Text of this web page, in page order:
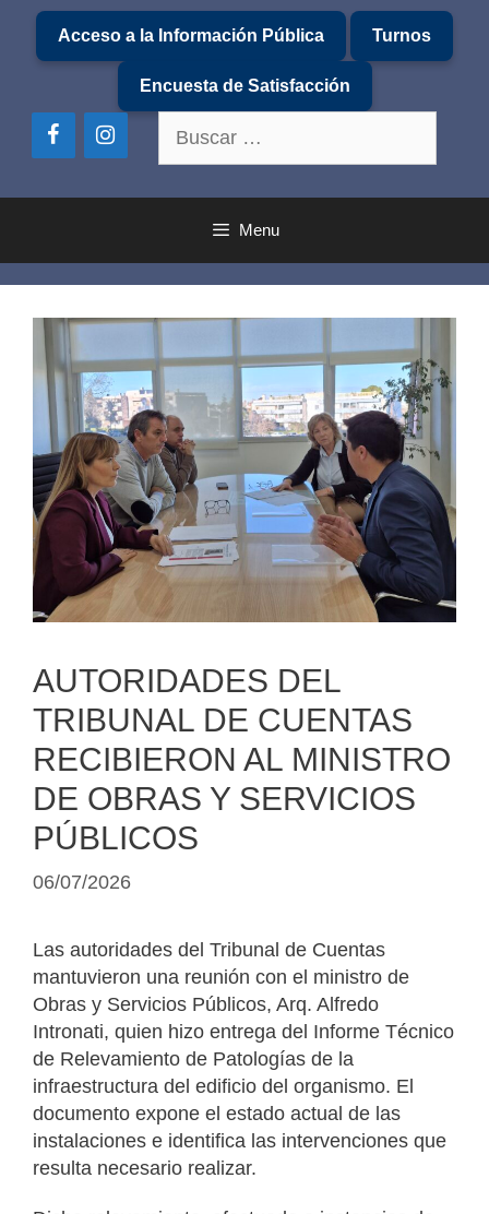
Saltar
contenido
Acceso a la Información Pública Turnos
Encuesta de Satisfacción
Menu
AUTORIDADES DEL
TRIBUNAL DE CUENTAS
RECIBIERON AL MINISTRO
DE OBRAS Y SERVICIOS
PÚBLICOS
06/07/2026
Las autoridades del Tribunal de Cuentas
mantuvieron una reunión con el ministro de
Obras y Servicios Públicos, Arq. Alfredo
Intronati, quien hizo entrega del Informe Técnico
de Relevamiento de Patologías de la
infraestructura del edificio del organismo. El
documento expone el estado actual de las
instalaciones e identifica las intervenciones que
resulta necesario realizar.